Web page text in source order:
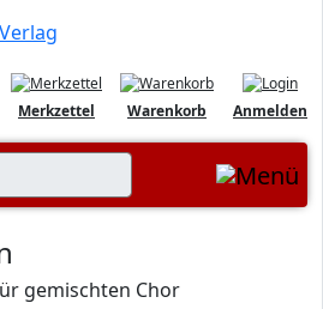
Anmelden
Warenkorb
Merkzettel
gemischten Chor